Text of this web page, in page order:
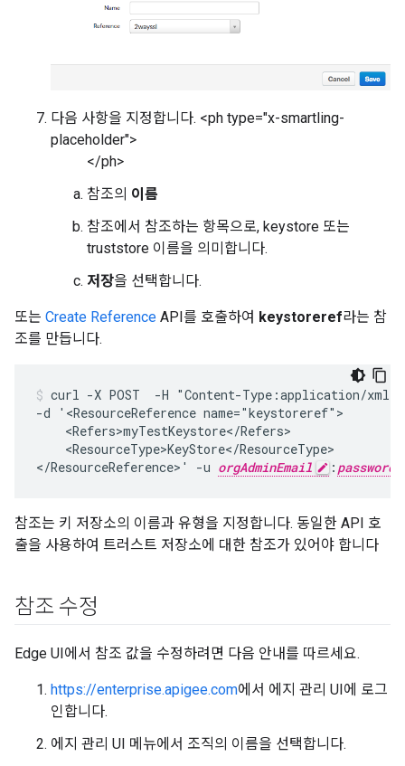
다음 사항을 지정합니다. <ph type="x-smartling-
placeholder">
</ph>
참조의 이름
참조에서 참조하는 항목으로, keystore 또는
truststore 이름을 의미합니다.
저장을 선택합니다.
또는 Create Reference API를 호출하여 keystoreref라는 참
조를 만듭니다.
curl -X POST  -H "Content-Type:application/
-d '<ResourceReference name="keystoreref">
    <Refers>myTestKeystore</Refers>
    <ResourceType>KeyStore</ResourceType>
</ResourceReference>' -u orgAdminEmail : password
참조는 키 저장소의 이름과 유형을 지정합니다. 동일한 API 호
출을 사용하여 트러스트 저장소에 대한 참조가 있어야 합니다
참조 수정
Edge UI에서 참조 값을 수정하려면 다음 안내를 따르세요.
https://enterprise.apigee.com에서 에지 관리 UI에 로그
인합니다.
에지 관리 UI 메뉴에서 조직의 이름을 선택합니다.